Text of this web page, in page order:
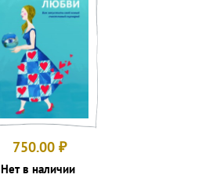
750.00 ₽
Нет в наличии